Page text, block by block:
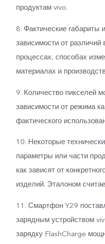
продуктам vivo.
8. Фактические габариты
зависимости от различий
процессах, способах
материалах и
9. Количество пикселей
зависимости от режима
фактического
10. Некоторые
параметры или части
как зависят от
изделий. Эталоном
11. Смартфон Y29
зарядным устройством
зарядку FlashCharge